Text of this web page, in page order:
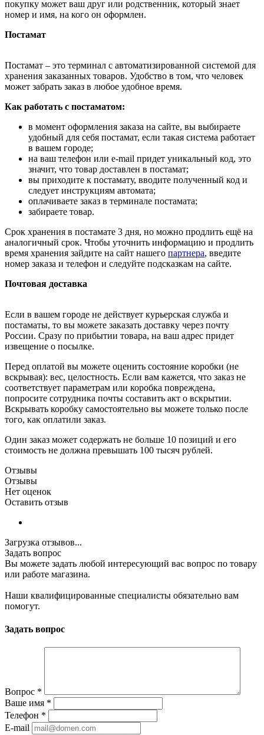
покупку может ваш друг или родственник, который знает
номер и имя, на кого он оформлен.
Постамат
Постамат – это терминал с автоматизированной системой для
хранения заказанных товаров. Удобство в том, что человек
может забрать заказ в любое удобное время.
Как работать с постаматом:
в момент оформления заказа на сайте, вы выбираете
удобный для себя постамат, если такая система работает
в вашем городе;
на ваш телефон или e-mail придет уникальный код, это
значит, что товар доставлен в постамат;
вы приходите к постамату, вводите полученный код и
следует инструкциям автомата;
оплачиваете заказ в терминале постамата;
забираете товар.
Срок хранения в постамате 3 дня, но можно продлить ещё на
аналогичный срок. Чтобы уточнить информацию и продлить
время хранения зайдите на сайт нашего партнера, введите
номер заказа и телефон и следуйте подсказкам на сайте.
Почтовая доставка
Если в вашем городе не действует курьерская служба и
постаматы, то вы можете заказать доставку через почту
России. Сразу по прибытии товара, на ваш адрес придет
извещение о посылке.
Перед оплатой вы можете оценить состояние коробки (не
вскрывая): вес, целостность. Если вам кажется, что заказ не
соответствует параметрам или коробка повреждена,
попросите сотрудника почты составить акт о вскрытии.
Вскрывать коробку самостоятельно вы можете только после
того, как оплатили заказ.
Один заказ может содержать не больше 10 позиций и его
стоимость не должна превышать 100 тысяч рублей.
Отзывы
Отзывы
Нет оценок
Оставить отзыв
Загрузка отзывов...
Задать вопрос
Вы можете задать любой интересующий вас вопрос по товару
или работе магазина.
Наши квалифицированные специалисты обязательно вам
помогут.
Задать вопрос
Вопрос *
Ваше имя *
Телефон *
E-mail